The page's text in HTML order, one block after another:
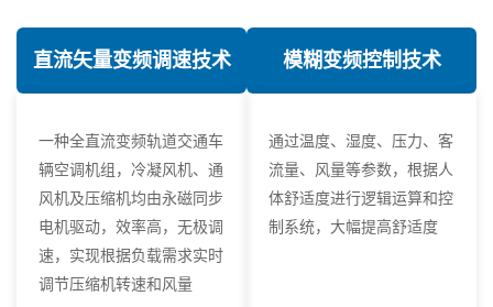
直流矢量变频调速技术
一种全直流变频轨道交通车
辆空调机组，冷凝风机、通
风机及压缩机均由永磁同步
电机驱动，效率高，无极调
速，实现根据负载需求实时
调节压缩机转速和风量
模糊变频控制技术
通过温度、湿度、压力、客
流量、风量等参数，根据人
体舒适度进行逻辑运算和控
制系统，大幅提高舒适度